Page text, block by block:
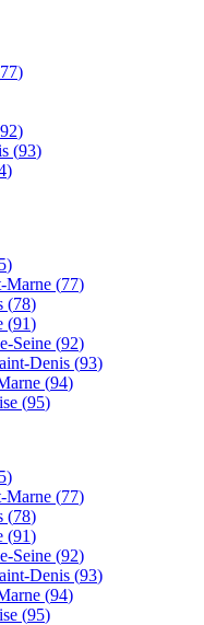
77)
92)
(93)
)
)
Marne (77)
(78)
(91)
Seine (92)
Denis (93)
(94)
(95)
)
Marne (77)
(78)
(91)
Seine (92)
Denis (93)
(94)
(95)